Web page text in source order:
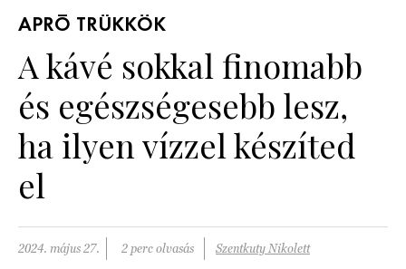
SZÉPSÉG
PSZICHÉ
PÁRKAPCSOLAT
APRÓ TRÜKKÖK
A kávé sokkal finomabb
és egészségesebb lesz,
ha ilyen vízzel készíted
el
2024. május 27. 2 perc olvasás Szentkuty Nikolett